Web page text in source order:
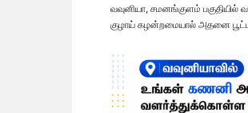
வவுனியா, சமனங்குளம்
குழாய் கழன்றமையால் அதனை பூட்ட